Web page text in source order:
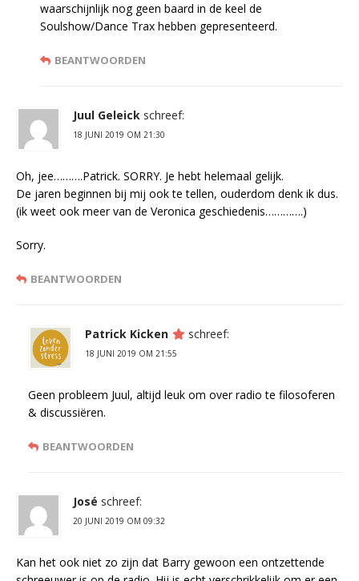
waarschijnlijk nog geen baard in de keel de
Soulshow/Dance Trax hebben gepresenteerd.
BEANTWOORDEN
Juul Geleick schreef:
18 JUNI 2019 OM 21:30
Oh, jee……….Patrick. SORRY. Je hebt helemaal gelijk.
De jaren beginnen bij mij ook te tellen, ouderdom denk ik dus.
(ik weet ook meer van de Veronica geschiedenis………….)
Sorry.
BEANTWOORDEN
Patrick Kicken schreef:
18 JUNI 2019 OM 21:55
Geen probleem Juul, altijd leuk om over radio te filosoferen
& discussiëren.
BEANTWOORDEN
José schreef:
20 JUNI 2019 OM 09:32
Kan het ook niet zo zijn dat Barry gewoon een ontzettende